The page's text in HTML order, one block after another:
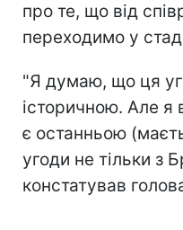
про те, що від
переходимо у
"Я думаю, що ця
історичною. Але я
є останньою
угоди не тільки з
констатував